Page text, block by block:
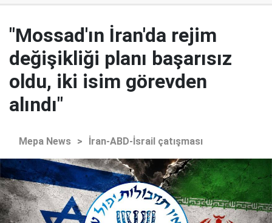
"Mossad'ın İran'da rejim
değişikliği planı başarısız
oldu, iki isim görevden
alındı"
Mepa News > İran-ABD-İsrail çatışması